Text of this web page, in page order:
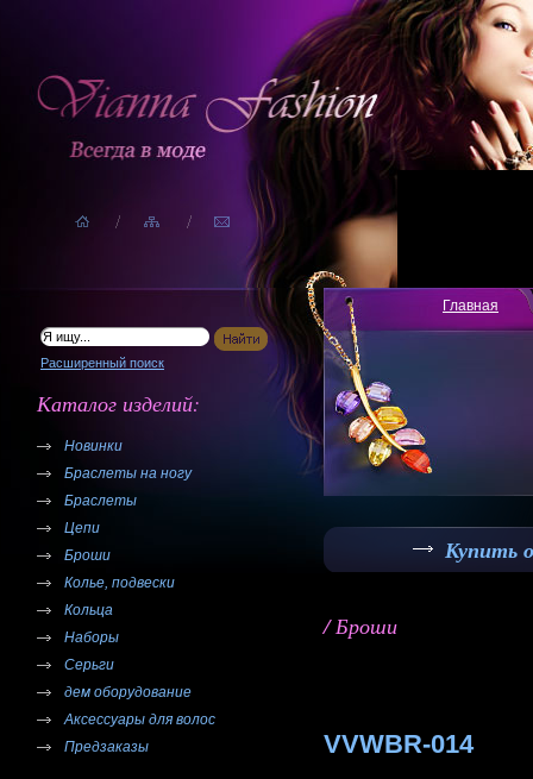
Расширенный поиск
Каталог изделий:
Новинки
Браслеты на ногу
Браслеты
Цепи
Броши
Колье, подвески
Кольца
Наборы
Серьги
дем оборудование
Аксессуары для волос
Предзаказы
Главная
Купить
/ Броши
VVWBR-014